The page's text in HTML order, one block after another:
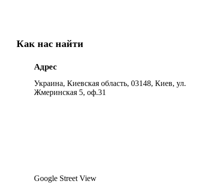
Как нас найти
Адрес
Украина, Киевская область, 03148, Киев, ул.
Жмеринская 5, оф.31
Google Street View